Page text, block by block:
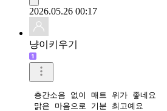
2026.05.26 00:17
냥이키우기
층간소음 없이 매트 위가 좋네요
맑은 마음으로 기분 최고예요